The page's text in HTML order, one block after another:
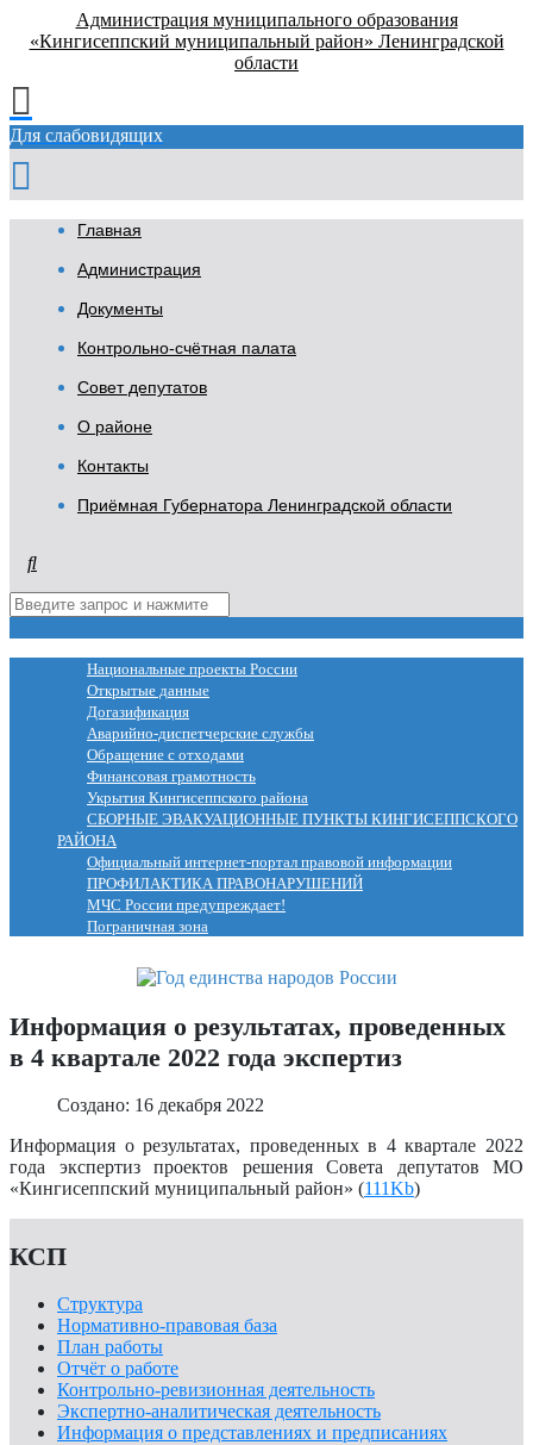
Администрация муниципального образования
«Кингисеппский муниципальный район» Ленинградской
области
Для слабовидящих
Главная
Администрация
Документы
Контрольно-счётная палата
Совет депутатов
О районе
Контакты
Приёмная Губернатора Ленинградской области
Национальные проекты России
Открытые данные
Догазификация
Аварийно-диспетчерские службы
Обращение с отходами
Финансовая грамотность
Укрытия Кингисеппского района
СБОРНЫЕ ЭВАКУАЦИОННЫЕ ПУНКТЫ КИНГИСЕППСКОГО
РАЙОНА
Официальный интернет-портал правовой информации
ПРОФИЛАКТИКА ПРАВОНАРУШЕНИЙ
МЧС России предупреждает!
Пограничная зона
Информация о результатах, проведенных
в 4 квартале 2022 года экспертиз
Создано: 16 декабря 2022
Информация о результатах, проведенных в 4 квартале 2022
года экспертиз проектов решения Совета депутатов МО
«Кингисеппский муниципальный район» (111Kb)
КСП
Структура
Нормативно-правовая база
План работы
Отчёт о работе
Контрольно-ревизионная деятельность
Экспертно-аналитическая деятельность
Информация о представлениях и предписаниях